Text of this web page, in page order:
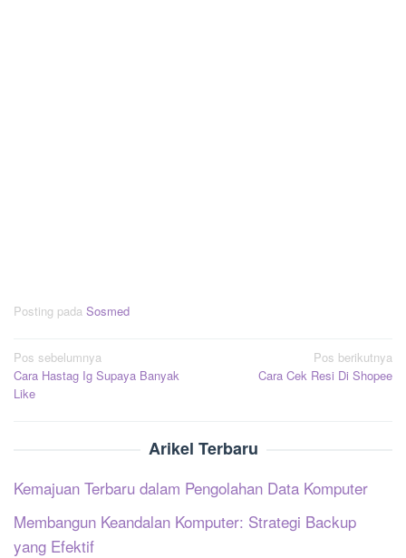
Posting pada Sosmed
Navigasi
pos
Pos sebelumnya
Cara Hastag Ig Supaya Banyak
Like
Pos berikutnya
Cara Cek Resi Di Shopee
Arikel Terbaru
Kemajuan Terbaru dalam Pengolahan Data Komputer
Membangun Keandalan Komputer: Strategi Backup
yang Efektif